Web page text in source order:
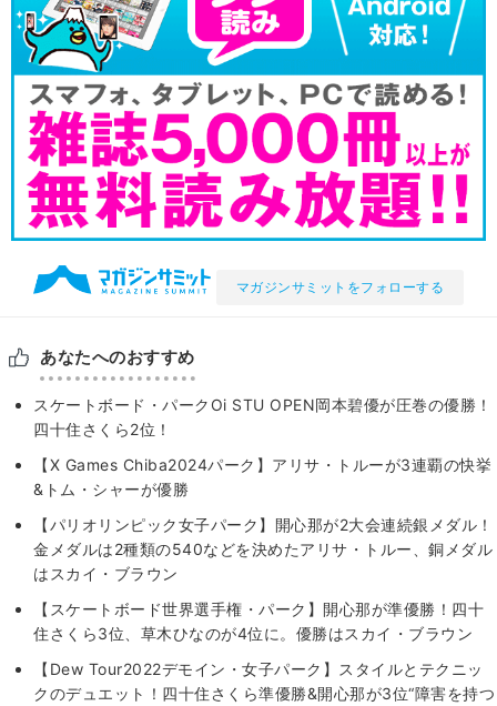
マガジンサミットをフォローする
あなたへのおすすめ
スケートボード・パークOi STU OPEN岡本碧優が圧巻の優勝！
四十住さくら2位！
【X Games Chiba2024パーク】アリサ・トルーが3連覇の快挙
&トム・シャーが優勝
【パリオリンピック女子パーク】開心那が2大会連続銀メダル！
金メダルは2種類の540などを決めたアリサ・トルー、銅メダル
はスカイ・ブラウン
【スケートボード世界選手権・パーク】開心那が準優勝！四十
住さくら3位、草木ひなのが4位に。優勝はスカイ・ブラウン
【Dew Tour2022デモイン・女子パーク】スタイルとテクニッ
クのデュエット！四十住さくら準優勝&開心那が3位“障害を持つ